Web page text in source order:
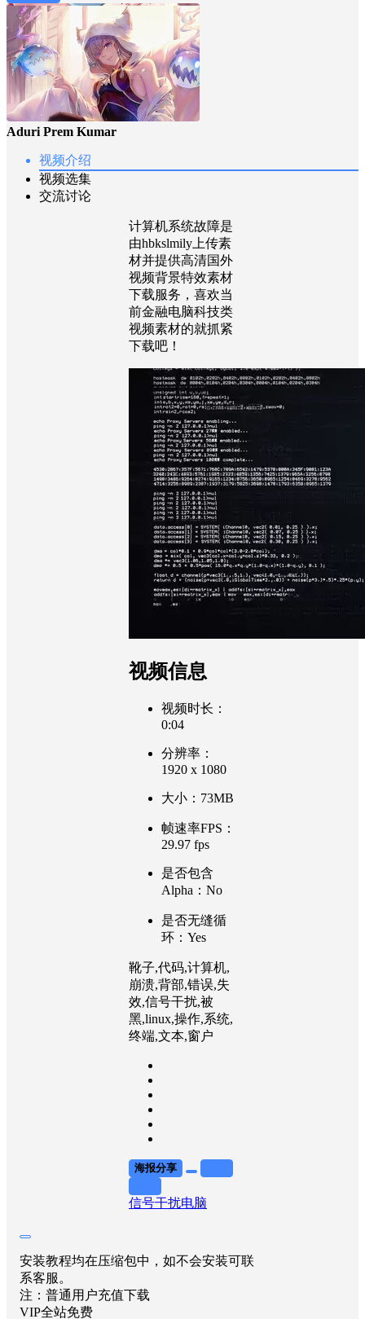
Aduri Prem Kumar
视频介绍
视频选集
交流讨论
计算机系统故障是
由hbkslmily上传素
材并提供高清国外
视频背景特效素材
下载服务，喜欢当
前金融电脑科技类
视频素材的就抓紧
下载吧！
视频信息
视频时长：
0:04
分辨率：
1920 x 1080
大小：73MB
帧速率FPS：
29.97 fps
是否包含
Alpha：No
是否无缝循
环：Yes
靴子,代码,计算机,
崩溃,背部,错误,失
效,信号干扰,被
黑,linux,操作,系统,
终端,文本,窗户
海报分享
信号干扰电脑
安装教程均在压缩包中，如不会安装可联
系客服。
注：普通用户充值下载
VIP全站免费